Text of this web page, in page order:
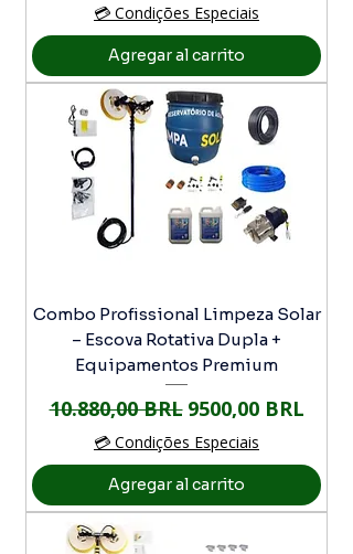
💳 Condições Especiais
Agregar al carrito
Combo Profissional Limpeza Solar
– Escova Rotativa Dupla +
Equipamentos Premium
Precio
10.880,00 BRL Precio de oferta
9500,00 BRL
💳 Condições Especiais
Agregar al carrito